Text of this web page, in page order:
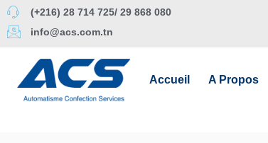
(+216) 28 714 725/ 29 868 080
info@acs.com.tn
Accueil A Propos